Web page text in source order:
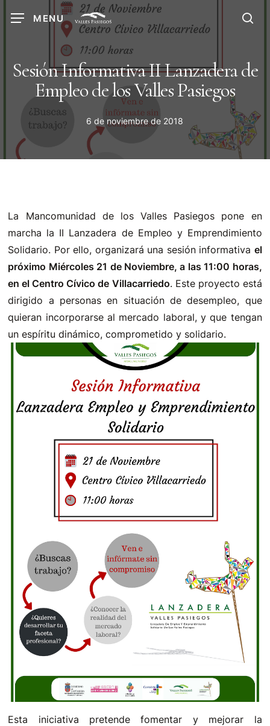
MENU
Sesión Informativa II Lanzadera de
Empleo de los Valles Pasiegos
6 de noviembre de 2018
La Mancomunidad de los Valles Pasiegos pone en
marcha la II Lanzadera de Empleo y Emprendimiento
Solidario. Por ello, organizará una sesión informativa el
próximo Miércoles 21 de Noviembre, a las 11:00 horas,
en el Centro Cívico de Villacarriedo. Este proyecto está
dirigido a personas en situación de desempleo, que
quieran incorporarse al mercado laboral, y que tengan
un espíritu dinámico, comprometido y solidario.
Esta iniciativa pretende fomentar y mejorar la